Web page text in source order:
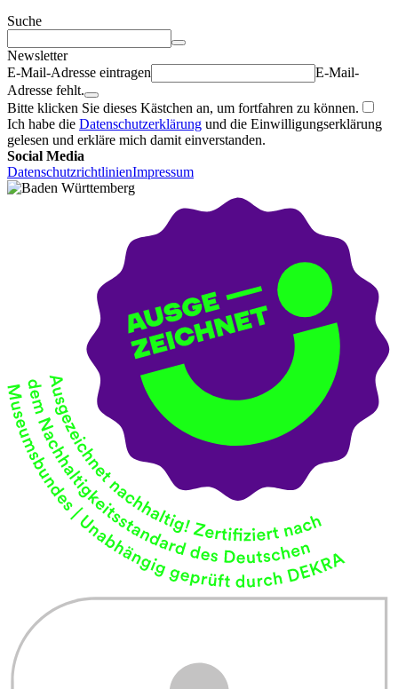
Suche
Newsletter
E-Mail-Adresse eintragen
E-Mail-
Adresse fehlt.
Bitte klicken Sie dieses Kästchen an, um fortfahren zu können.
Ich habe die Datenschutzerklärung und die Einwilligungserklärung
gelesen und erkläre mich damit einverstanden.
Social Media
DatenschutzrichtlinienImpressum